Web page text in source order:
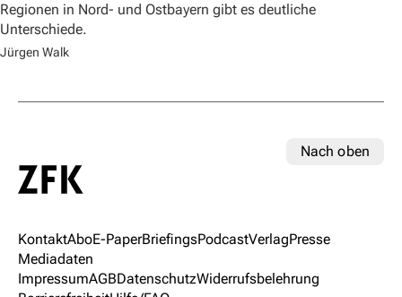
Regionen in Nord- und Ostbayern gibt es deutliche
Unterschiede.
Jürgen Walk
Nach oben
KontaktAboE-PaperBriefingsPodcastVerlagPresse
Mediadaten
ImpressumAGBDatenschutzWiderrufsbelehrung